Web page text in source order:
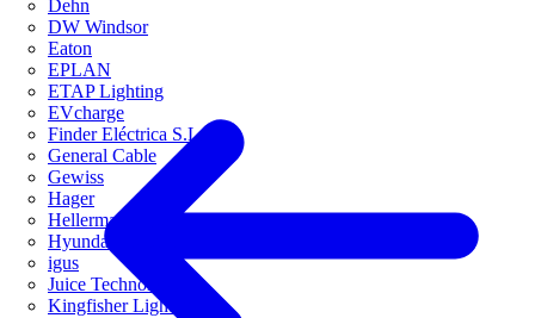
Dehn
DW Windsor
Eaton
EPLAN
ETAP Lighting
EVcharge
Finder Eléctrica S.L.U
General Cable
Gewiss
Hager
HellermannTyton
Hyundai Electric
igus
Juice Technology
Kingfisher Lighting